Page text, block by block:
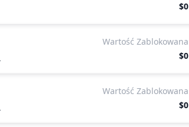
$0
Wartość Zablokowana
$0
Wartość Zablokowana
$0